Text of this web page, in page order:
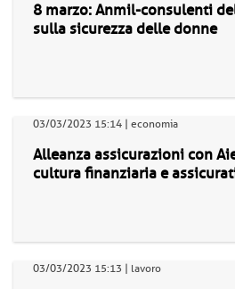
8 marzo: Anmil-consulenti
sulla sicurezza delle donne
03/03/2023 15:14 | economia
Alleanza assicurazioni con
cultura finanziaria e
03/03/2023 15:13 | lavoro